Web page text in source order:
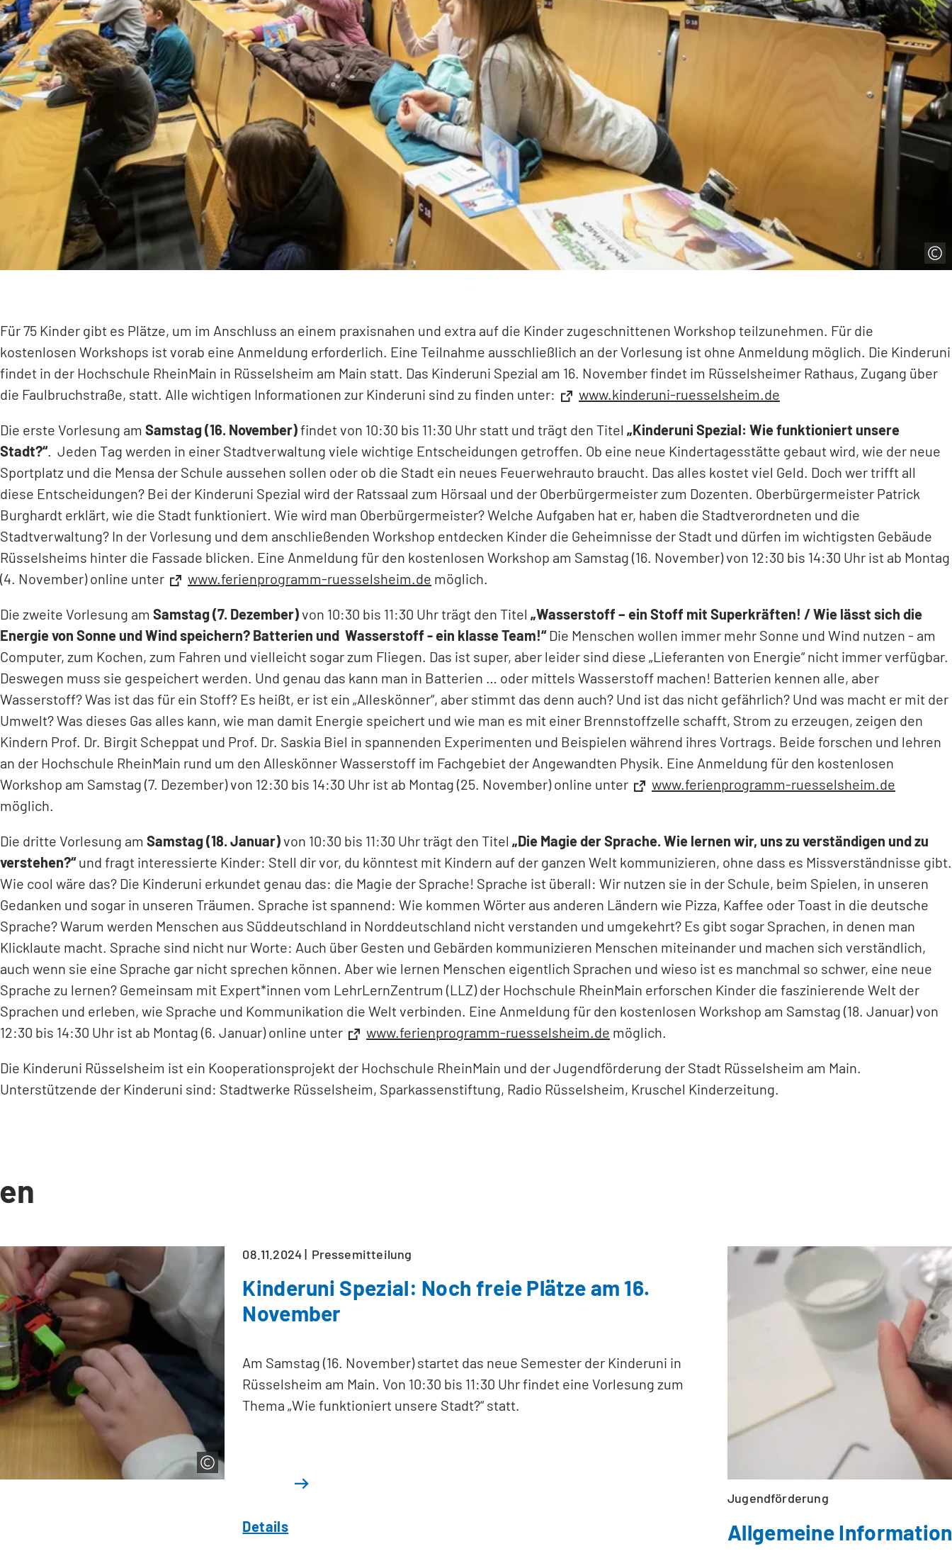
Für 75 Kinder gibt es Plätze, um im Anschluss an einem praxisnahen und extra auf die Kinder zugeschnittenen Workshop teilzunehmen. Für die
kostenlosen Workshops ist vorab eine Anmeldung erforderlich. Eine Teilnahme ausschließlich an der Vorlesung ist ohne Anmeldung möglich. Die Kinderuni
findet in der Hochschule RheinMain in Rüsselsheim am Main statt. Das Kinderuni Spezial am 16. November findet im Rüsselsheimer Rathaus, Zugang über
die Faulbruchstraße, statt. Alle wichtigen Informationen zur Kinderuni sind zu finden unter:
www.kinderuni-ruesselsheim.de
(Öffnet
einem
neuen
Tab)
Die erste Vorlesung am Samstag (16. November)findet von 10:30 bis 11:30 Uhr statt und trägt den Titel „Kinderuni Spezial: Wie funktioniert unsere
Stadt?“. Jeden Tag werden in einer Stadtverwaltung viele wichtige Entscheidungen getroffen. Ob eine neue Kindertagesstätte gebaut wird, wie der neue
Sportplatz und die Mensa der Schule aussehen sollen oder ob die Stadt ein neues Feuerwehrauto braucht. Das alles kostet viel Geld. Doch wer trifft all
diese Entscheidungen? Bei der Kinderuni Spezial wird der Ratssaal zum Hörsaal und der Oberbürgermeister zum Dozenten. Oberbürgermeister Patrick
Burghardt erklärt, wie die Stadt funktioniert. Wie wird man Oberbürgermeister? Welche Aufgaben hat er, haben die Stadtverordneten und die
Stadtverwaltung? In der Vorlesung und dem anschließenden Workshop entdecken Kinder die Geheimnisse der Stadt und dürfen im wichtigsten Gebäude
Rüsselsheims hinter die Fassade blicken. Eine Anmeldung für den kostenlosen Workshop am Samstag (16. November) von 12:30 bis 14:30 Uhr ist ab Montag
(4. November) online unter
www.ferienprogramm-ruesselsheim.de
(Öffnet
einem
neuen
Tab)
möglich.
Die zweite Vorlesung am Samstag (7. Dezember)von 10:30 bis 11:30 Uhr trägt den Titel „Wasserstoff – ein Stoff mit Superkräften! / Wie lässt sich die
Energie von Sonne und Wind speichern? Batterien und Wasserstoff - ein klasse Team!“Die Menschen wollen immer mehr Sonne und Wind nutzen - am
Computer, zum Kochen, zum Fahren und vielleicht sogar zum Fliegen. Das ist super, aber leider sind diese „Lieferanten von Energie“ nicht immer verfügbar.
Deswegen muss sie gespeichert werden. Und genau das kann man in Batterien … oder mittels Wasserstoff machen! Batterien kennen alle, aber
Wasserstoff? Was ist das für ein Stoff? Es heißt, er ist ein „Alleskönner“, aber stimmt das denn auch? Und ist das nicht gefährlich? Und was macht er mit der
Umwelt? Was dieses Gas alles kann, wie man damit Energie speichert und wie man es mit einer Brennstoffzelle schafft, Strom zu erzeugen, zeigen den
Kindern Prof. Dr. Birgit Scheppat und Prof. Dr. Saskia Biel in spannenden Experimenten und Beispielen während ihres Vortrags. Beide forschen und lehren
an der Hochschule RheinMain rund um den Alleskönner Wasserstoff im Fachgebiet der Angewandten Physik. Eine Anmeldung für den kostenlosen
Workshop am Samstag (7. Dezember) von 12:30 bis 14:30 Uhr ist ab Montag (25. November) online unter
www.ferienprogramm-ruesselsheim.de
(Öffnet
in
neuen
Tab)
möglich.
Die dritte Vorlesung am Samstag (18. Januar)von 10:30 bis 11:30 Uhr trägt den Titel „Die Magie der Sprache. Wie lernen wir, uns zu verständigen und zu
verstehen?“und fragt interessierte Kinder: Stell dir vor, du könntest mit Kindern auf der ganzen Welt kommunizieren, ohne dass es Missverständnisse gibt.
Wie cool wäre das? Die Kinderuni erkundet genau das: die Magie der Sprache! Sprache ist überall: Wir nutzen sie in der Schule, beim Spielen, in unseren
Gedanken und sogar in unseren Träumen. Sprache ist spannend: Wie kommen Wörter aus anderen Ländern wie Pizza, Kaffee oder Toast in die deutsche
Sprache? Warum werden Menschen aus Süddeutschland in Norddeutschland nicht verstanden und umgekehrt? Es gibt sogar Sprachen, in denen man
Klicklaute macht. Sprache sind nicht nur Worte: Auch über Gesten und Gebärden kommunizieren Menschen miteinander und machen sich verständlich,
auch wenn sie eine Sprache gar nicht sprechen können. Aber wie lernen Menschen eigentlich Sprachen und wieso ist es manchmal so schwer, eine neue
Sprache zu lernen? Gemeinsam mit Expert*innen vom LehrLernZentrum (LLZ) der Hochschule RheinMain erforschen Kinder die faszinierende Welt der
Sprachen und erleben, wie Sprache und Kommunikation die Welt verbinden. Eine Anmeldung für den kostenlosen Workshop am Samstag (18. Januar) von
12:30 bis 14:30 Uhr ist ab Montag (6. Januar) online unter
www.ferienprogramm-ruesselsheim.de
(Öffnet
einem
neuen
möglich.
Die Kinderuni Rüsselsheim ist ein Kooperationsprojekt der Hochschule RheinMain und der Jugendförderung der Stadt Rüsselsheim am Main.
Unterstützende der Kinderuni sind: Stadtwerke Rüsselsheim, Sparkassenstiftung, Radio Rüsselsheim, Kruschel Kinderzeitung.
08.11.2024 Pressemitteilung
Kinderuni Spezial: Noch freie Plätze am 16.
November
Am Samstag (16. November) startet das neue Semester der Kinderuni in
Rüsselsheim am Main. Von 10:30 bis 11:30 Uhr findet eine Vorlesung zum
Thema „Wie funktioniert unsere Stadt?“ statt.
Details
Jugendförderung
Allgemeine